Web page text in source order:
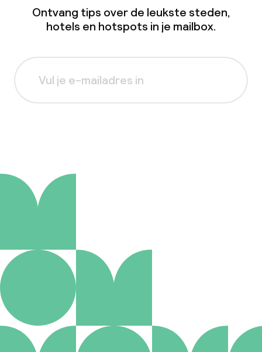
Ontvang tips over de leukste steden,
hotels en hotspots in je mailbox.